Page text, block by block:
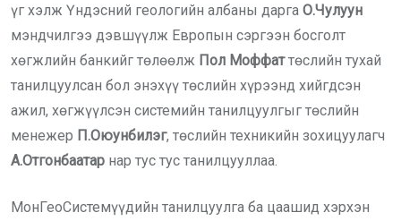
үг хэлж Үндэсний геологийн албаны дарга О.Чулуун
мэндчилгээ дэвшүүлж Европын сэргээн босголт
хөгжлийн банкийг төлөөлж Пол Моффаттөслийн тухай
танилцуулсан бол энэхүү төслийн хүрээнд хийгдсэн
ажил, хөгжүүлсэн системийн танилцуулгыг төслийн
менежер П.Оюунбилэг, төслийн техникийн зохицуулагч
А.Отгонбаатар нар тус тус танилцууллаа.
МонГеоСистемүүдийн танилцуулга ба цаашид хэрхэн